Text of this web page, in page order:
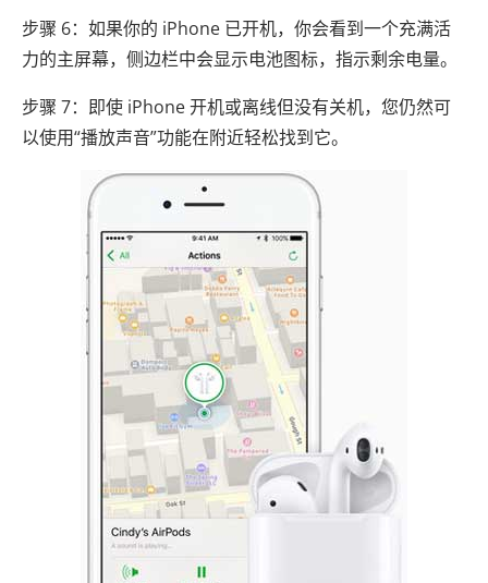
步骤 6：如果你的 iPhone 已开机，你会看到一个充满活
力的主屏幕，侧边栏中会显示电池图标，指示剩余电量。
步骤 7：即使 iPhone 开机或离线但没有关机，您仍然可
以使用“播放声音”功能在附近轻松找到它。